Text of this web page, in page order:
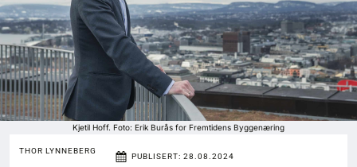
Bygg-guiden
Logg inn
Bygg Kjetil Hoff. Foto: Erik Burås for Fremtidens Byggenæring
THOR LYNNEBERG
PUBLISERT: 28.08.2024